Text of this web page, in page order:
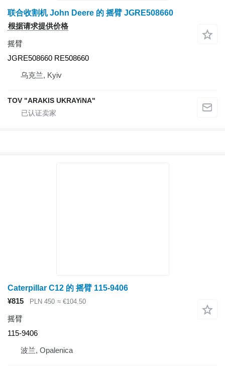
联合收割机 John Deere 的 摇臂 JGRE508660
根据请求提供价格
摇臂
JGRE508660 RE508660
乌克兰, Kyiv
TOV "ARAKIS UKRAYiNA"
Caterpillar C12 的 摇臂 115-9406
¥815
PLN 450 ≈ €104.50
摇臂
115-9406
波兰, Opalenica